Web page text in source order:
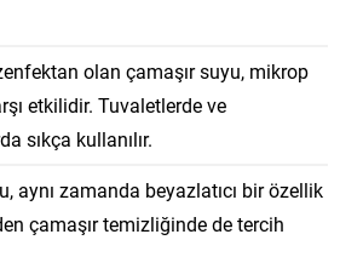
olan çamaşır suyu, mikrop
etkilidir. Tuvaletlerde ve
sıkça kullanılır.
aynı zamanda beyazlatıcı bir özellik
çamaşır temizliğinde de tercih